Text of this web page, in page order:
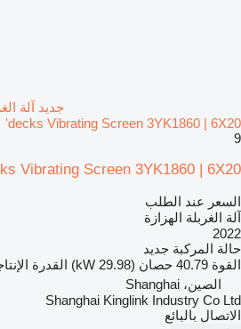
decks Vibrating Screen 3YK1860 | 6X20'
9
Vibrating Screen 3YK1860 | 6X20'
السعر عند الطلب
آلة الغربلة الهزازة
2022
حالة المركبة جديد
القوة 40.79 حصان (29.98 kW) القدرة
الصين، Shanghai
Shanghai Kinglink Industry Co Ltd
الاتصال بالبائع